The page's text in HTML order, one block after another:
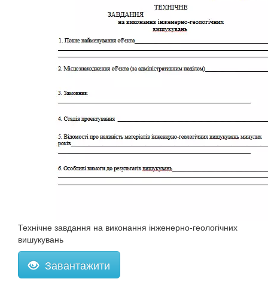
Технічне завдання на виконання інженерно-геологічних
вишукувань
Завантажити